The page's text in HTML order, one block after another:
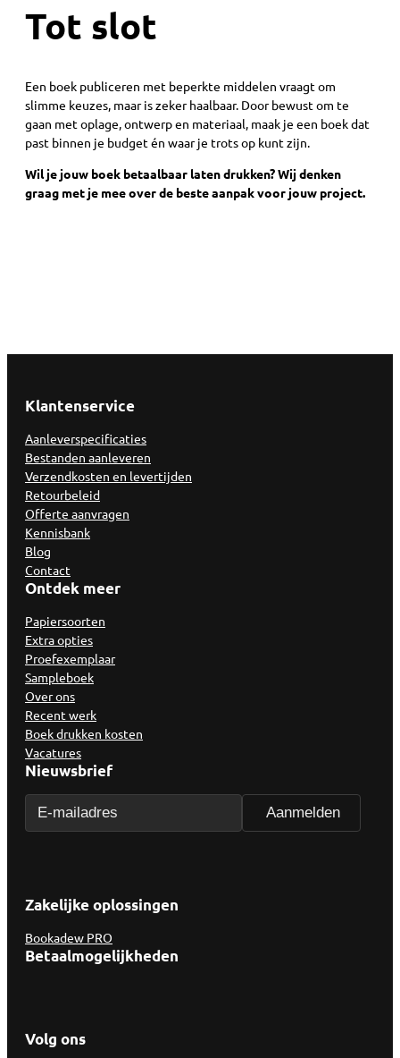
Tot slot
Een boek publiceren met beperkte middelen vraagt om
slimme keuzes, maar is zeker haalbaar. Door bewust om te
gaan met oplage, ontwerp en materiaal, maak je een boek dat
past binnen je budget én waar je trots op kunt zijn.
Wil je jouw boek betaalbaar laten drukken? Wij denken
graag met je mee over de beste aanpak voor jouw project.
Klantenservice
Aanleverspecificaties
Bestanden aanleveren
Verzendkosten en levertijden
Retourbeleid
Offerte aanvragen
Kennisbank
Blog
Contact
Ontdek meer
Papiersoorten
Extra opties
Proefexemplaar
Sampleboek
Over ons
Recent werk
Boek drukken kosten
Vacatures
Nieuwsbrief
Zakelijke oplossingen
Bookadew PRO
Betaalmogelijkheden
Volg ons